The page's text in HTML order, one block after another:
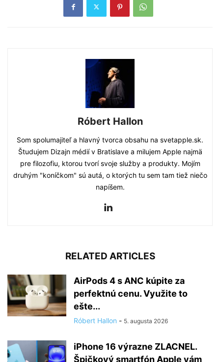
Róbert Hallon
Som spolumajiteľ a hlavný tvorca obsahu na svetapple.sk.
Študujem Dizajn médií v Bratislave a milujem Apple najmä
pre filozofiu, ktorou tvorí svoje služby a produkty. Mojím
druhým "koníčkom" sú autá, o ktorých tu sem tam tiež niečo
napíšem.
RELATED ARTICLES
AirPods 4 s ANC kúpite za
perfektnú cenu. Využite to
ešte...
Róbert Hallon - 5. augusta 2026
iPhone 16 výrazne ZLACNEL.
Špičkový smartfón Apple vám